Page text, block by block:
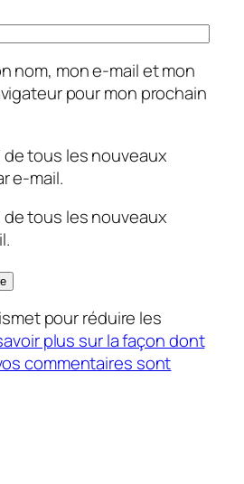
nom, mon e-mail et mon
pour mon prochain
tous les nouveaux
e-mail.
tous les nouveaux
pour réduire les
plus sur la façon dont
commentaires sont